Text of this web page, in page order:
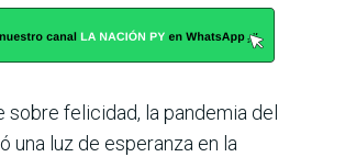
sobre felicidad, la pandemia del
una luz de esperanza en la